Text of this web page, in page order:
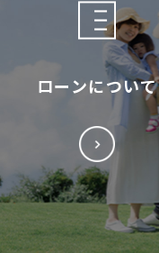
ローンについて